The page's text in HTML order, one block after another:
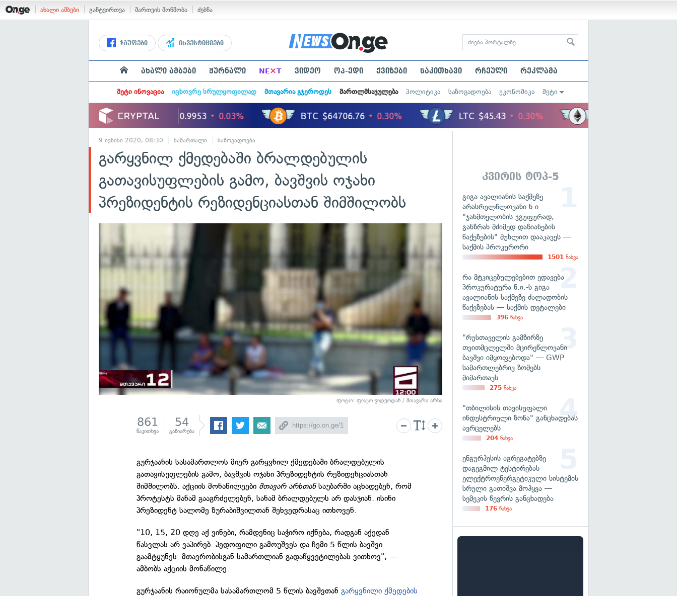
ახალი ამბები განტვირთვა მართვის მოწმობა ძებნა
ჯგუფები ინვესტიციები
ახალი ამბები ჟურნალი NE×T ვიდეო ოპ-ედი ქვიზები საკითხავი რჩეული რეკლამა
მეტი ინოვაცია იცხოვრე სრულყოფილად მთავარია გჯეროდეს მართლმსაჯულება პოლიტიკა საზოგადოება ეკონომიკა მეტი
9 ივნისი 2020, 08:30 სამართალი საზოგადოება
გარყვნილ ქმედებაში ბრალდებულის
გათავისუფლების გამო, ბავშვის ოჯახი
პრეზიდენტის რეზიდენციასთან შიმშილობს
ფოტო: ფოტო ვიდეოდან / მთავარი არხი
861
წაკითხვა
54
გაზიარება
გურჯაანის სასამართლოს მიერ გარყვნილ ქმედებაში ბრალდებულის
გათავისუფლების გამო, ბავშვის ოჯახი პრეზიდენტის რეზიდენციასთან
შიმშილობს. აქციის მონაწილეები მთავარ არხთანსაუბარში აცხადებენ, რომ
პროტესტს მანამ გააგრძელებენ, სანამ ბრალდებულს არ დასჯიან. ისინი
პრეზიდენტ სალომე ზურაბიშვილთან შეხვედრასაც ითხოვენ.
"10, 15, 20 დღე აქ ვინები, რამდენიც საჭირო იქნება, რადგან აქედან
წასვლას არ ვაპირებ. პედოფილი გამოუშვეს და ჩემი 5 წლის ბავშვი
გაამტყუნეს. მთავრობისგან სამართლიან გადაწყვეტილებას ვითხოვ", —
ამბობს აქციის მონაწილე.
გურჯაანის რაიონულმა სასამართლომ 5 წლის ბავშვთანგარყვნილი ქმედების
კვირის ტოპ-5
გიგა ავალიანის საქმეზე
არასრულწლოვანი ნ.ი.
"ჯანმთელობის ჯგუფურად,
განზრახ მძიმედ დაზიანების
წაქეზების" მუხლით დააკავეს —
საქმის პროკურორი
1501 ნახვა
რა მტკიცებულებებით ედავება
პროკურატურა ნ.ი.-ს გიგა
ავალიანის საქმეზე ძალადობის
წაქეზებას — საქმის დეტალები
396 ნახვა
"რუსთაველის გამზირზე
თვითმცლელში მცირეწლოვანი
ბავშვი იმყოფებოდა" — GWP
სამართლებრივ ზომებს
მიმართავს
275 ნახვა
"თბილისის თავისუფალი
ინდუსტრიული ზონა" განცხადებას
ავრცელებს
204 ნახვა
ენგურჰესის აგრეგატებზე
დაგეგმილ ტესტირებას
ელექტროენერგეტიკული სისტემის
სრული გათიშვა მოჰყვა —
სემეკის წევრის განცხადება
176 ნახვა